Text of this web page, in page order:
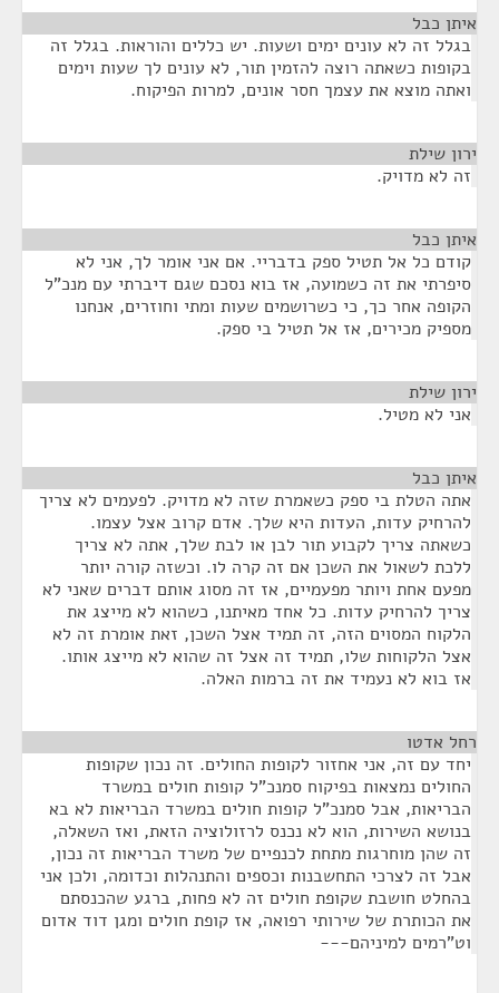
איתן כבל
בגלל זה לא עונים ימים ושעות. יש כללים והוראות. בגלל זה
בקופות כשאתה רוצה להזמין תור, לא עונים לך שעות וימים
ואתה מוצא את עצמך חסר אונים, למרות הפיקוח.
ירון שילת
זה לא מדויק.
איתן כבל
קודם כל אל תטיל ספק בדבריי. אם אני אומר לך, אני לא
סיפרתי את זה כשמועה, אז בוא נסכם שגם דיברתי עם מנכ"ל
הקופה אחר כך, כי כשרושמים שעות ומתי וחוזרים, אנחנו
מספיק מכירים, אז אל תטיל בי ספק.
ירון שילת
אני לא מטיל.
איתן כבל
אתה הטלת בי ספק כשאמרת שזה לא מדויק. לפעמים לא צריך
להרחיק עדות, העדות היא שלך. אדם קרוב אצל עצמו.
כשאתה צריך לקבוע תור לבן או לבת שלך, אתה לא צריך
ללכת לשאול את השכן אם זה קרה לו. וכשזה קורה יותר
מפעם אחת ויותר מפעמיים, אז זה מסוג אותם דברים שאני לא
צריך להרחיק עדות. כל אחד מאיתנו, כשהוא לא מייצג את
הלקוח המסוים הזה, זה תמיד אצל השכן, זאת אומרת זה לא
אצל הלקוחות שלו, תמיד זה אצל זה שהוא לא מייצג אותו.
אז בוא לא נעמיד את זה ברמות האלה.
רחל אדטו
יחד עם זה, אני אחזור לקופות החולים. זה נכון שקופות
החולים נמצאות בפיקוח סמנכ"ל קופות חולים במשרד
הבריאות, אבל סמנכ"ל קופות חולים במשרד הבריאות לא בא
בנושא השירות, הוא לא נכנס לרזולוציה הזאת, ואז השאלה,
זה שהן מוחרגות מתחת לכנפיים של משרד הבריאות זה נכון,
אבל זה לצרכי התחשבנות וכספים והתנהלות וכדומה, ולכן אני
בהחלט חושבת שקופת חולים זה לא פחות, ברגע שהכנסתם
את הכותרת של שירותי רפואה, אז קופת חולים ומגן דוד אדום
וט"רמים למיניהם---